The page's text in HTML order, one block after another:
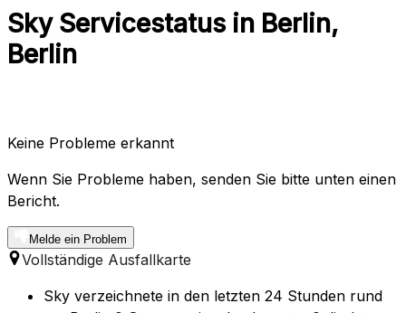
Sky Servicestatus in Berlin,
Berlin
Keine Probleme erkannt
Wenn Sie Probleme haben, senden Sie bitte unten einen
Bericht.
Melde ein Problem
Vollständige Ausfallkarte
Sky verzeichnete in den letzten 24 Stunden rund